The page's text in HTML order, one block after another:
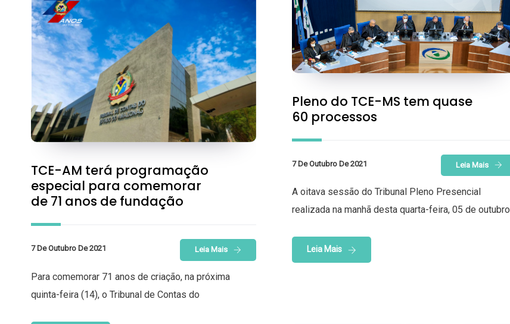
Pleno do TCE-MS tem quase
60 processos
7 De Outubro De 2021 Leia Mais
A oitava sessão do Tribunal Pleno Presencial
realizada na manhã desta quarta-feira, 05 de outubro
Leia Mais
TCE-AM terá programação
especial para comemorar
de 71 anos de fundação
7 De Outubro De 2021 Leia Mais
Para comemorar 71 anos de criação, na próxima
quinta-feira (14), o Tribunal de Contas do